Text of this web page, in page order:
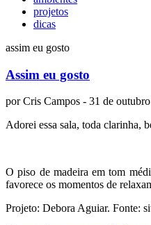
projetos
dicas
assim eu gosto
Assim eu gosto
porCris Campos - 31 de
Adorei essa sala, toda clarinha,
O piso de madeira em tom
favorece os momentos de
Projeto: Debora Aguiar. Fonte: